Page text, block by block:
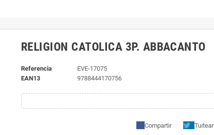
RELIGION CATOLICA 3P. ABBACANTO
Referencia
EVE-17075
EAN13
9788444170756
Compartir Tuitear